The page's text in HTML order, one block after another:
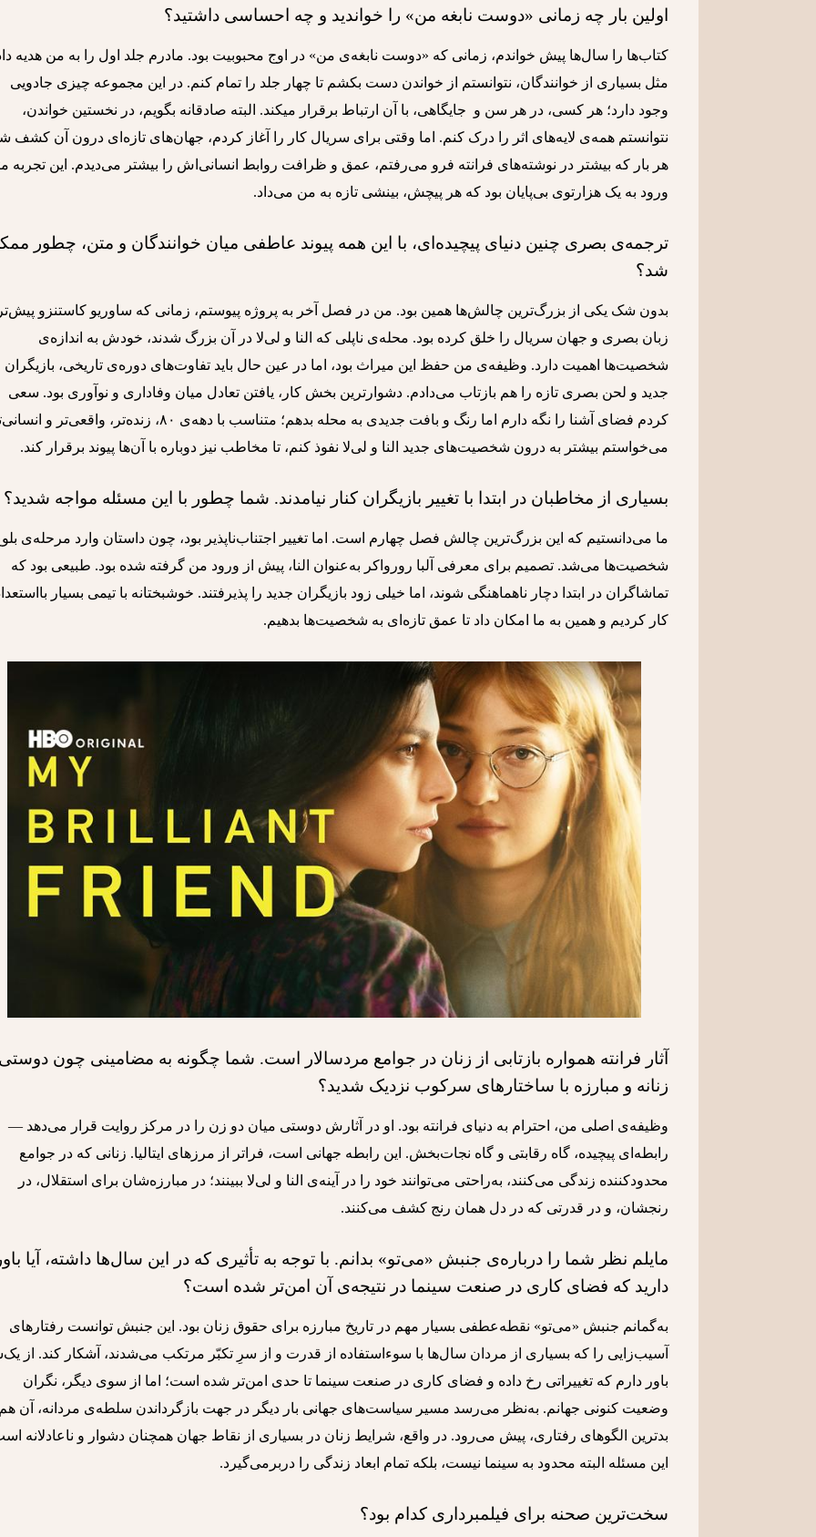
اولین بار چه زمانی «دوست نابغه من» را خواندید و چه احساسی داشتید؟
کتاب‌ها را سال‌ها پیش خواندم، زمانی که «دوست نابغه‌ی من» در اوج محبوبیت بود. مادرم جلد اول را به من هدیه
مثل بسیاری از خوانندگان، نتوانستم از خواندن دست بکشم تا چهار جلد را تمام کنم. در این مجموعه چیزی جادویی
وجود دارد؛ هر کسی، در هر سن و جایگاهی، با آن ارتباط برقرار می‎کند. البته صادقانه بگویم، در نخستین خواندن،
نتوانستم همه‌ی لایه‌های اثر را درک کنم. اما وقتی برای سریال کار را آغاز کردم، جهان‌های تازه‌ای درون آن کشف
هر بار که بیشتر در نوشته‌های فرانته فرو می‌رفتم، عمق و ظرافت روابط انسانی‌اش را بیشتر می‌دیدم. این تجربه
ورود به یک هزارتوی بی‌پایان بود که هر پیچش، بینشی تازه به من می‌داد.
ترجمه‌ی بصری چنین دنیای پیچیده‌ای، با این همه پیوند عاطفی میان خوانندگان و متن، چطور
شد؟
بدون شک یکی از بزرگ‌ترین چالش‌ها همین بود. من در فصل آخر به پروژه پیوستم، زمانی که ساوریو کاستنزو پیش‌تر
زبان بصری و جهان سریال را خلق کرده بود. محله‌ی ناپلی که النا و لی‌لا در آن بزرگ شدند، خودش به اندازه‌ی
شخصیت‌ها اهمیت دارد. وظیفه‌ی من حفظ این میراث بود، اما در عین حال باید تفاوت‌های دوره‌ی تاریخی، بازیگران
جدید و لحن بصری تازه را هم بازتاب می‌دادم. دشوارترین بخش کار، یافتن تعادل میان وفاداری و نوآوری بود. سعی
کردم فضای آشنا را نگه دارم اما رنگ و بافت جدیدی به محله بدهم؛ متناسب با دهه‌ی ۸۰، زنده‌تر، واقعی‌تر و
می‌خواستم بیشتر به درون شخصیت‌های جدید النا و لی‌لا نفوذ کنم، تا مخاطب نیز دوباره با آن‌ها پیوند برقرار کند.
بسیاری از مخاطبان در ابتدا با تغییر بازیگران کنار نیامدند. شما چطور با این مسئله مواجه شدید؟
ما می‌دانستیم که این بزرگ‌ترین چالش فصل چهارم است. اما تغییر اجتناب‌ناپذیر بود، چون داستان وارد مرحله‌ی
شخصیت‌ها می‌شد. تصمیم برای معرفی آلبا رورواکر به‌عنوان النا، پیش از ورود من گرفته شده بود. طبیعی بود که
تماشاگران در ابتدا دچار ناهماهنگی شوند، اما خیلی زود بازیگران جدید را پذیرفتند. خوشبختانه با تیمی بسیار
کار کردیم و همین به ما امکان داد تا عمق تازه‌ای به شخصیت‌ها بدهیم.
آثار فرانته همواره بازتابی از زنان در جوامع مردسالار است. شما چگونه به مضامینی چون دوستی
زنانه و مبارزه با ساختارهای سرکوب نزدیک شدید؟
وظیفه‌ی اصلی من، احترام به دنیای فرانته بود. او در آثارش دوستی میان دو زن را در مرکز روایت قرار می‌دهد —
رابطه‌ای پیچیده، گاه رقابتی و گاه نجات‌بخش. این رابطه جهانی است، فراتر از مرزهای ایتالیا. زنانی که در جوامع
محدودکننده زندگی می‌کنند، به‌راحتی می‌توانند خود را در آینه‌ی النا و لی‌لا ببینند؛ در مبارزه‌شان برای استقلال، در
رنجشان، و در قدرتی که در دل همان رنج کشف می‌کنند.
مایلم نظر شما را درباره‌ی جنبش «می‌تو» بدانم. با توجه به تأثیری که در این سال‌ها داشته، آیا باور
دارید که فضای کاری در صنعت سینما در نتیجه‌ی آن امن‌تر شده است؟
به‌گمانم جنبش «می‌تو» نقطه‌عطفی بسیار مهم در تاریخ مبارزه برای حقوق زنان بود. این جنبش توانست رفتارهای
آسیب‌زایی را که بسیاری از مردان سال‌ها با سوءاستفاده از قدرت و از سرِ تکبّر مرتکب می‌شدند، آشکار کند. از
باور دارم که تغییراتی رخ داده و فضای کاری در صنعت سینما تا حدی امن‌تر شده است؛ اما از سوی دیگر، نگران
وضعیت کنونی جهانم. به‌نظر می‌رسد مسیر سیاست‌های جهانی بار دیگر در جهت بازگرداندن سلطه‌ی مردانه، آن هم
بدترین الگوهای رفتاری، پیش می‌رود. در واقع، شرایط زنان در بسیاری از نقاط جهان همچنان دشوار و ناعادلانه
این مسئله البته محدود به سینما نیست، بلکه تمام ابعاد زندگی را دربرمی‌گیرد.
سخت‌ترین صحنه برای فیلمبرداری کدام بود؟